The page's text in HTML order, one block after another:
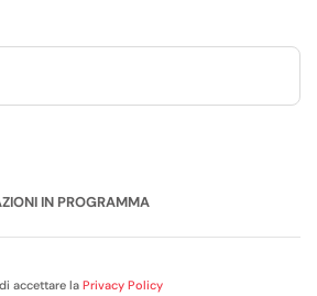
IN PROGRAMMA
accettare la Privacy Policy